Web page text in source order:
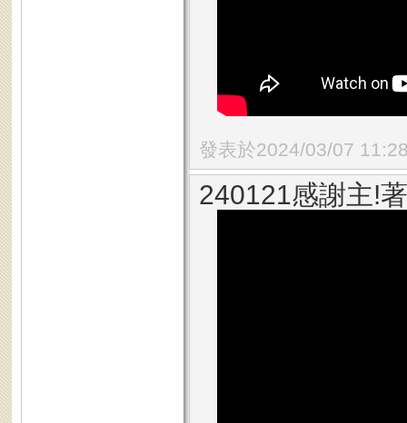
發表於2024/03/07
240121感謝主!